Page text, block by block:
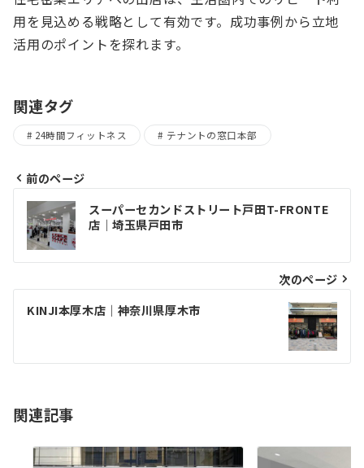
用を見込める戦略として有効です。成功事例から立地
活用のポイントを探れます。
関連タグ
24時間フィットネス テナントの窓口本部
投
稿
ナ
ビ
ゲ
シ
ン
前のページ
スーパーセカンドストリート戸田T-FRONTE
店｜埼玉県戸田市
次のページ
KINJI本厚木店｜神奈川県厚木市
関連記事